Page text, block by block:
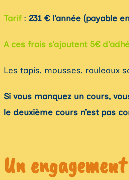
Tarif : 231 € l’année
A ces frais s’ajoutent 5€
Les tapis, mousses, rouleaux
Si vous manquez un cours,
le deuxième cours n’est pas
Un